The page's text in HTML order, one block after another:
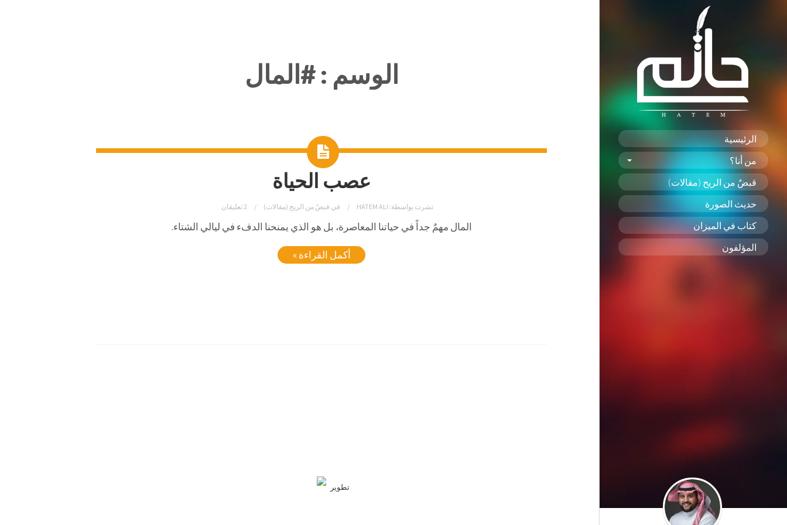
الرئيسية
من أنا؟
قبضٌ من الريح (مقالات)
حديث الصورة
كتاب في الميزان
المؤلفون
الوسم :#المال
عصب الحياة
نشرت بواسطة: HATEM ALI في قبضٌ من الريح (مقالات) 2 تعليقان
المال مهمٌ جداً في حياتنا المعاصرة، بل هو الذي يمنحنا الدفء في ليالي الشتاء.
أكمل القراءة »
تطوير